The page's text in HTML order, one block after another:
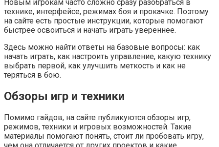
Новым игрокам часто сложно сразу разобраться в
технике, интерфейсе, режимах боя и прокачке. Поэтому
на сайте есть простые инструкции, которые помогают
быстрее освоиться и начать играть увереннее.
Здесь можно найти ответы на базовые вопросы: как
начать играть, как настроить управление, какую технику
выбрать первой, как улучшить меткость и как не
теряться в бою.
Обзоры игр и техники
Помимо гайдов, на сайте публикуются обзоры игр,
режимов, техники и игровых возможностей. Такие
материалы помогают понять, стоит ли пробовать игру,